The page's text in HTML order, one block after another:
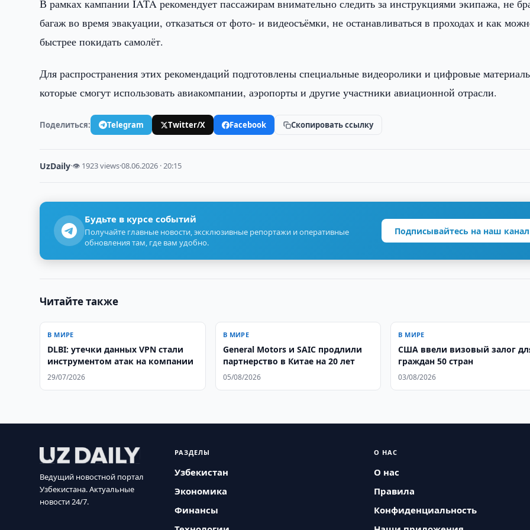
В рамках кампании IATA рекомендует пассажирам внимательно следить за инструкциями экипажа, не
багаж во время эвакуации, отказаться от фото- и видеосъёмки, не останавливаться в проходах и как
быстрее покидать самолёт.
Для распространения этих рекомендаций подготовлены специальные видеоролики и цифровые
которые смогут использовать авиакомпании, аэропорты и другие участники авиационной отрасли.
Поделиться: Telegram Twitter/X Facebook Скопировать ссылку
UzDaily·👁 1923 views·08.06.2026 · 20:15
Будьте в курсе событий
Получайте главные новости, эксклюзивные репортажи и оперативные
обновления там, где вам удобно.
Подписывайтесь на наш канал
Читайте также
В МИРЕ
DLBI: утечки данных VPN стали
инструментом атак на компании
29/07/2026
В МИРЕ
General Motors и SAIC продлили
партнерство в Китае на 20 лет
05/08/2026
В МИРЕ
США ввели визовый залог
граждан 50 стран
03/08/2026
Ведущий новостной портал
Узбекистана. Актуальные
новости 24/7.
РАЗДЕЛЫ
Узбекистан
Экономика
Финансы
О НАС
О нас
Правила
Конфиденциальность